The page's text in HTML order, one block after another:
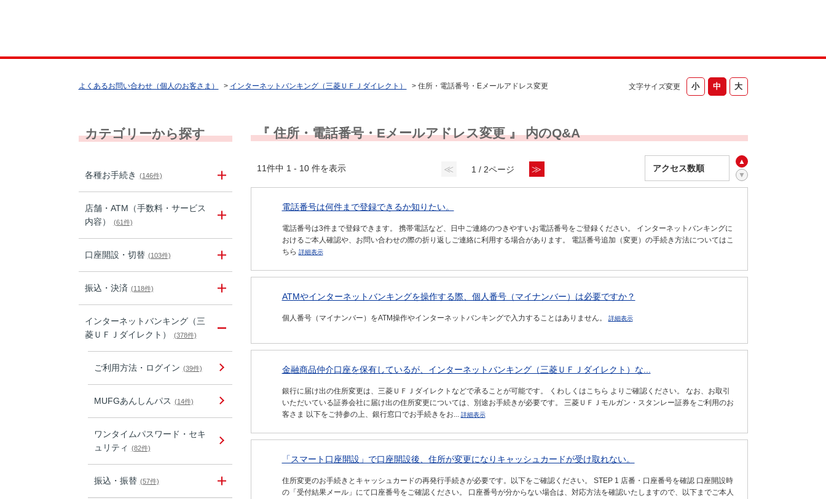
文字サイズ変更
よくあるお問い合わせ（個人のお客さま） > インターネットバンキング（三菱ＵＦＪダイレクト） > 住所・電話番号・Eメールアドレス変更
カテゴリーから探す
各種お手続き (146件)
店舗・ATM（手数料・サービス
内容）
(61件)
口座開設・切替 (103件)
振込・決済 (118件)
インターネットバンキング（三
菱ＵＦＪダイレクト）
(378件)
ご利用方法・ログイン (39件)
MUFGあんしんパス (14件)
ワンタイムパスワード・セキ
ュリティ
(82件)
振込・振替 (57件)
『 住所・電話番号・Eメールアドレス変更 』 内のQ&A
11件中 1 - 10 件を表示 ≪ 1 / 2ページ ≫
電話番号は何件まで登録できるか知りたい。
電話番号は3件まで登録できます。 携帯電話など、日中ご連絡のつきやすいお電話番号をご登録ください。 インターネットバンキングに
おけるご本人確認や、お問い合わせの際の折り返しご連絡に利用する場合があります。 電話番号追加（変更）の手続き方法についてはこ
ちら 詳細表示
ATMやインターネットバンキングを操作する際、個人番号（マイナンバー）は必要ですか？
個人番号（マイナンバー）をATM操作やインターネットバンキングで入力することはありません。 詳細表示
金融商品仲介口座を保有しているが、インターネットバンキング（三菱ＵＦＪダイレクト）な...
銀行に届け出の住所変更は、三菱ＵＦＪダイレクトなどで承ることが可能です。 くわしくはこちら よりご確認ください。 なお、お取引
いただいている証券会社に届け出の住所変更については、別途お手続きが必要です。 三菱ＵＦＪモルガン・スタンレー証券をご利用のお
客さま 以下をご持参の上、銀行窓口でお手続きをお... 詳細表示
「スマート口座開設」で口座開設後、住所が変更になりキャッシュカードが受け取れない。
住所変更のお手続きとキャッシュカードの再発行手続きが必要です。以下をご確認ください。 STEP 1 店番・口座番号を確認 口座開設時
の「受付結果メール」にて口座番号をご確認ください。 口座番号が分からない場合は、対応方法を確認いたしますので、以下までご本人